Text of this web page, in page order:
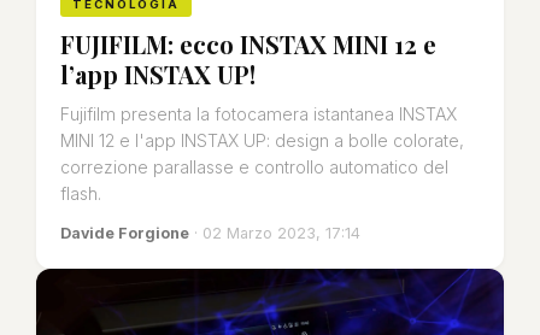
TECNOLOGIA
FUJIFILM: ecco INSTAX MINI 12 e
l’app INSTAX UP!
Fujifilm presenta la fotocamera istantanea INSTAX
MINI 12 e l'app INSTAX UP: design a bolle colorate,
correzione parallasse e controllo automatico del
flash.
Davide Forgione · 02 Marzo 2023, 17:14